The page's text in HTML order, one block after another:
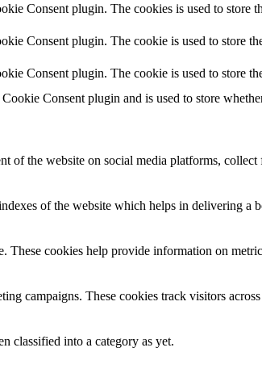
Consent plugin. The cookies is used to store
Consent plugin. The cookie is used to store
Consent plugin. The cookie is used to store
Consent plugin and is used to store
the website on social media platforms, collect
of the website which helps in delivering a
cookies help provide information on
campaigns. These cookies track visitors
classified into a category as yet.